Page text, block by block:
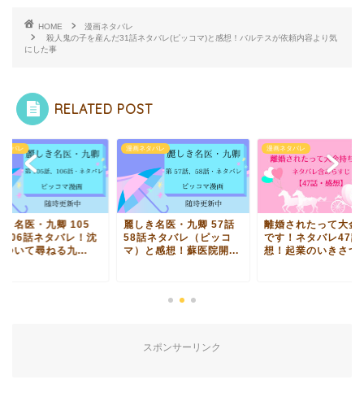
HOME
漫画ネタバレ
殺人鬼の子を産んだ31話ネタバレ(ピッコマ)と感想！バルテスが依頼内容より気
にした事
RELATED POST
タバレ
き名医・九卿 105
106話ネタバレ！沈
ついて尋ねる九...
漫画ネタバレ
麗しき名医・九卿 57話
58話ネタバレ（ピッコ
マ）と感想！蘇医院開...
漫画ネタバレ
離婚されたって大金
です！ネタバレ47話
想！起業のいきさつ
スポンサーリンク